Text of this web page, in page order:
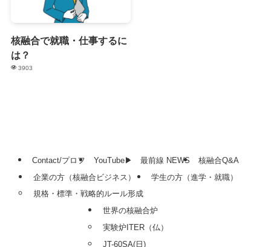
核融合で就職・仕事するに
は？
3903
Contact/プロフ YouTube▶ 最前線 NEWS
核融合Q&A
企業の方（核融合ビジネス）
規格・標準・戦略的ルール形成
学生の方（進学・就職）
世界の核融合炉
実験炉ITER（仏）
JT-60SA(日)